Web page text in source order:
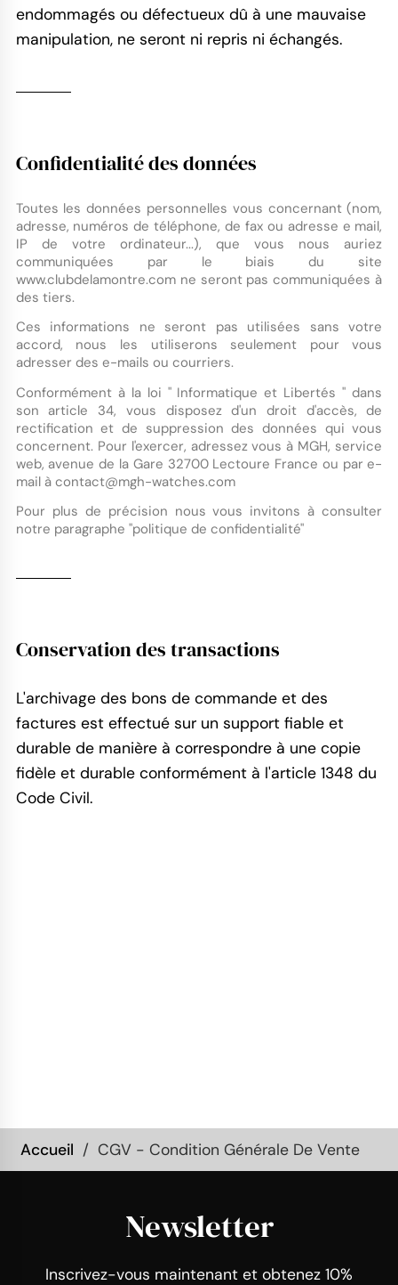
endommagés ou défectueux dû à une mauvaise
manipulation, ne seront ni repris ni échangés.
Confidentialité des données
Toutes les données personnelles vous concernant (nom,
adresse, numéros de téléphone, de fax ou adresse e mail,
IP de votre ordinateur...), que vous nous auriez
communiquées par le biais du site
www.clubdelamontre.com ne seront pas communiquées à
des tiers.
Ces informations ne seront pas utilisées sans votre
accord, nous les utiliserons seulement pour vous
adresser des e-mails ou courriers.
Conformément à la loi " Informatique et Libertés " dans
son article 34, vous disposez d'un droit d'accès, de
rectification et de suppression des données qui vous
concernent. Pour l'exercer, adressez vous à MGH, service
web, avenue de la Gare 32700 Lectoure France ou par e-
mail à contact@mgh-watches.com
Pour plus de précision nous vous invitons à consulter
notre paragraphe "politique de confidentialité"
Conservation des transactions
L'archivage des bons de commande et des
factures est effectué sur un support fiable et
durable de manière à correspondre à une copie
fidèle et durable conformément à l'article 1348 du
Code Civil.
Accueil CGV - Condition Générale De Vente
Newsletter
Inscrivez-vous maintenant et obtenez 10%